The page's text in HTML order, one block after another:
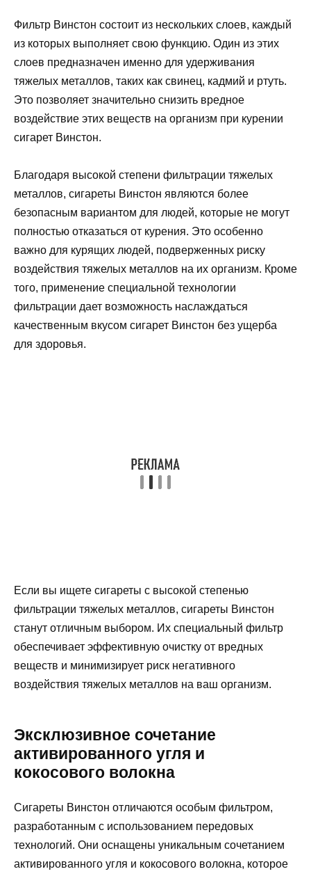
Фильтр Винстон состоит из нескольких слоев, каждый
из которых выполняет свою функцию. Один из этих
слоев предназначен именно для удерживания
тяжелых металлов, таких как свинец, кадмий и ртуть.
Это позволяет значительно снизить вредное
воздействие этих веществ на организм при курении
сигарет Винстон.
Благодаря высокой степени фильтрации тяжелых
металлов, сигареты Винстон являются более
безопасным вариантом для людей, которые не могут
полностью отказаться от курения. Это особенно
важно для курящих людей, подверженных риску
воздействия тяжелых металлов на их организм. Кроме
того, применение специальной технологии
фильтрации дает возможность наслаждаться
качественным вкусом сигарет Винстон без ущерба
для здоровья.
Если вы ищете сигареты с высокой степенью
фильтрации тяжелых металлов, сигареты Винстон
станут отличным выбором. Их специальный фильтр
обеспечивает эффективную очистку от вредных
веществ и минимизирует риск негативного
воздействия тяжелых металлов на ваш организм.
Эксклюзивное сочетание
активированного угля и
кокосового волокна
Сигареты Винстон отличаются особым фильтром,
разработанным с использованием передовых
технологий. Они оснащены уникальным сочетанием
активированного угля и кокосового волокна, которое